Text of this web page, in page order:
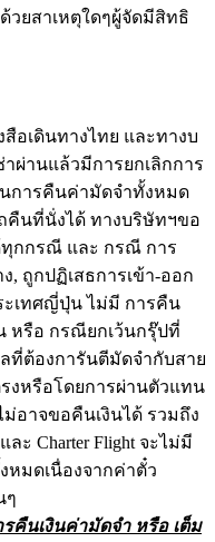
วยสาเหตุใดๆผู้จัดมีสิทธิ
อเดินทางไทย และทางบ
ผ่านแล้วมีการยกเลิกการ
การคืนค่ามัดจำทั้งหมด
คืนที่นั่งได้ ทางบริษัทฯขอ
ทุกกรณี และ กรณี การ
, ถูกปฏิเสธการเข้า-ออก
ะเทศญี่ปุ่น ไม่มี การคืน
หรือ กรณียกเว้นกรุ๊ปที่
ที่ต้องการันตีมัดจำกับสาย
งหรือโดยการผ่านตัวแทน
อาจขอคืนเงินได้ รวมถึง
ละ Charter Flight จะไม่มี
หมดเนื่องจากค่าตั๋ว
ๆ
คืนเงินค่ามัดจำ หรือ เต็ม